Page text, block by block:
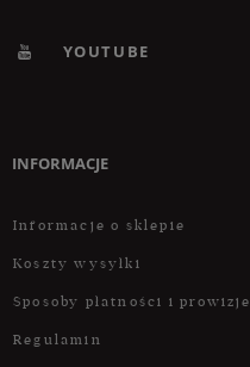
YOUTUBE
INFORMACJE
Informacje o sklepie
Koszty wysyłki
Sposoby płatności i prowizje
Regulamin